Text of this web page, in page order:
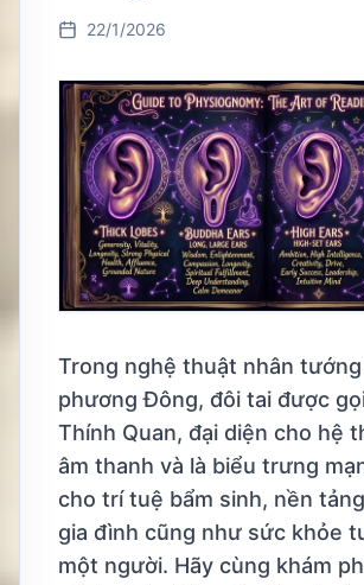
22/1/2026
Trong nghệ thuật nhân
phương Đông, đôi tai được
Thính Quan, đại diện cho hệ
âm thanh và là biểu trưng
cho trí tuệ bẩm sinh, nền
gia đình cũng như sức khỏe
một người. Hãy cùng khám